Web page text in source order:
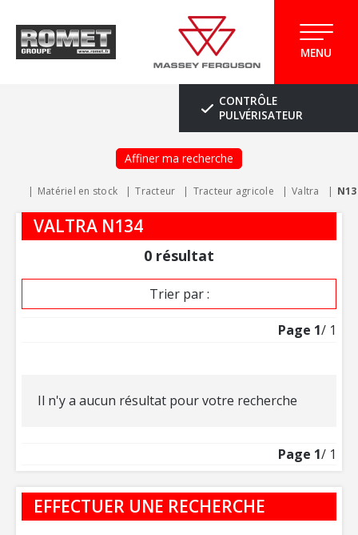
MENU
CONTRÔLE
PULVÉRISATEUR
Affiner ma recherche
Matériel en stock Tracteur Tracteur agricole Valtra
VALTRA N134
0 résultat
Trier par :
Page 1/ 1
Il n'y a aucun résultat pour votre recherche
Page 1/ 1
EFFECTUER UNE RECHERCHE